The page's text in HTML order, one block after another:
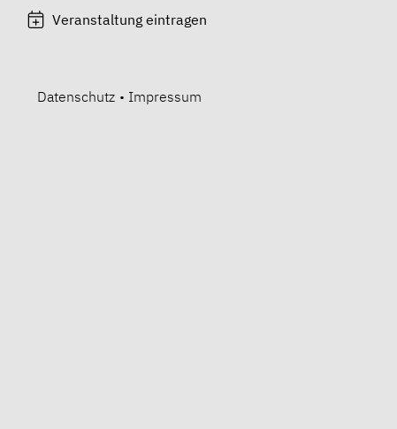
Veranstaltung eintragen
Datenschutz • Impressum